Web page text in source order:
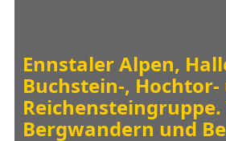
Ennstaler Alpen,
Buchstein-, Hochtor-
Bergwandern und